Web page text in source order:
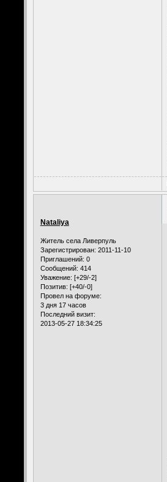
Nataliya
Житель села Ливерпуль
Зарегистрирован: 2011-11-10
Приглашений: 0
Сообщений: 414
Уважение: [+29/-2]
Позитив: [+40/-0]
Провел на форуме:
3 дня 17 часов
Последний визит:
2013-05-27 18:34:25